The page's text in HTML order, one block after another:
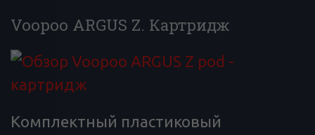
Voopoo ARGUS Z. Картридж
Комплектный пластиковый